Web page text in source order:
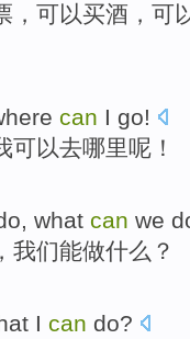
，可以买酒 ，可
can I go!
可以去哪里呢！
, what can we
，我们能做什么？
I can do?